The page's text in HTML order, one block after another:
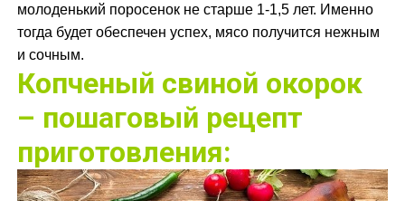
молоденький поросенок не старше 1-1,5 лет. Именно
тогда будет обеспечен успех, мясо получится нежным
и сочным.
Копченый свиной окорок
– пошаговый рецепт
приготовления: